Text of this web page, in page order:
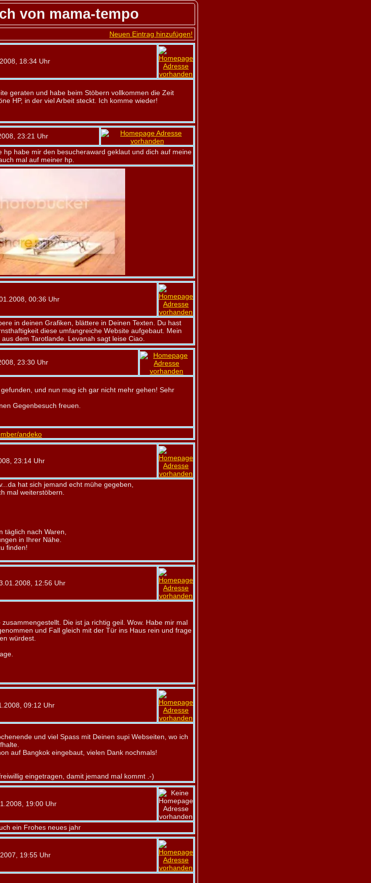
von mama-tempo
Neuen Eintrag hinzufügen!
18:34 Uhr
geraten und habe beim Stöbern vollkommen die Zeit
HP, in der viel Arbeit steckt. Ich komme wieder!
23:21 Uhr
hp habe mir den besucheraward geklaut und dich auf meine
mal auf meiner hp.
00:36 Uhr
in deinen Grafiken, blättere in Deinen Texten. Du hast
diese umfangreiche Website aufgebaut. Mein
dem Tarotlande. Levanah sagt leise Ciao.
23:30 Uhr
und nun mag ich gar nicht mehr gehen! Sehr
Gegenbesuch freuen.
23:14 Uhr
hat sich jemand echt mühe gegeben,
mal weiterstöbern.
täglich nach Waren,
in Ihrer Nähe.
finden!
12:56 Uhr
Die ist ja richtig geil. Wow. Habe mir mal
und Fall gleich mit der Tür ins Haus rein und frage
würdest.
09:12 Uhr
und viel Spass mit Deinen supi Webseiten, wo ich
auf Bangkok eingebaut, vielen Dank nochmals!
eingetragen, damit jemand mal kommt .-)
19:00 Uhr
ein Frohes neues jahr
19:55 Uhr